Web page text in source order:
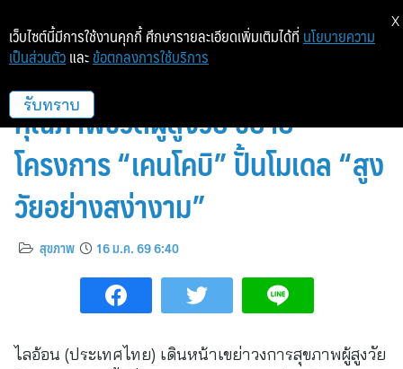
ไลอ้อน ประเทศไทย ยกระดับ
คุณภาพชีวิตผู้สูงวัย ขยาย
โครงการ “เคนโคบิ” ปั้นโมเดล “สูง
วัยอย่างสง่างาม”
สุขภาพ 16 ม.ค. 69 6:40
ไลอ้อน (ประเทศไทย) เดินหน้าเขย่าวงการสุขภาพผู้สูงวัย
เว็บไซต์นี้มีการใช้งานคุกกี้ ศึกษารายละเอียดเพิ่มเติมได้ที่ นโยบายความ
เป็นส่วนตัว และ ข้อตกลงการใช้บริการ
รับทราบ
X